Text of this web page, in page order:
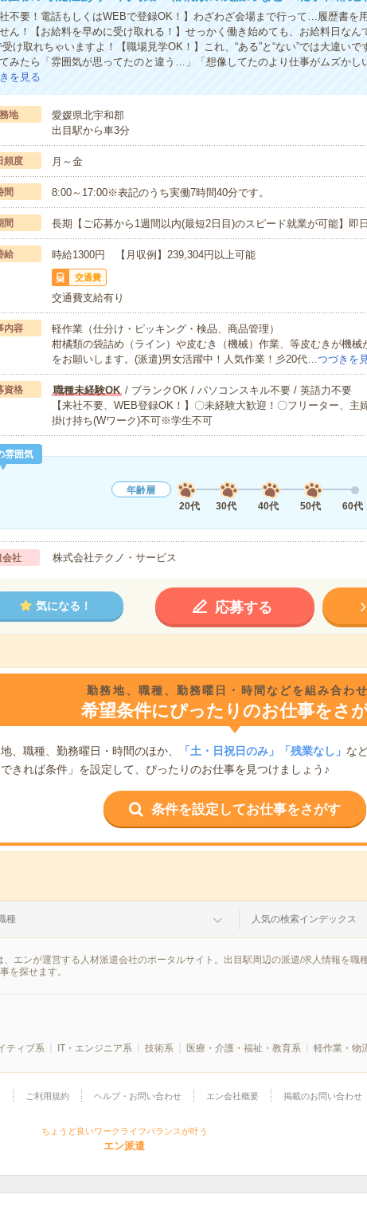
社不要！電話もしくはWEBで登録OK！】わざわざ会場まで行って…履歴書を
ん！【お給料を早めに受け取れる！】せっかく働き始めても、お給料日な
受け取れちゃいますよ！【職場見学OK！】これ、“ある”と“ない”では大違い
みたら「雰囲気が思ってたのと違う…」「想像してたのより仕事がムズか
を見る
地
愛媛県北宇和郡
出目駅から車3分
頻度 月～金
間 8:00～17:00※表記のうち実働7時間40分です。
間 長期【ご応募から1週間以内(最短2日目)のスピード就業が可能】即
給 時給1300円 【月収例】239,304円以上可能
交通費
交通費支給有り
内容
軽作業（仕分け・ピッキング・検品、商品管理）
柑橘類の袋詰め（ライン）や皮むき（機械）作業、等皮むきが機械
をお願いします。(派遣)男女活躍中！人気作業！彡20代…つづきを
資格 職種未経験OK/ ブランクOK / パソコンスキル不要 / 英語力不要
【来社不要、WEB登録OK！】〇未経験大歓迎！〇フリーター、
掛け持ち(Wワーク)不可※学生不可
雰囲気
年齢層
20代
30代 40代 50代 60代
会社 株式会社テクノ・サービス
気になる！ 応募する
勤務地、職種、勤務曜日・時間などを組み合わ
希望条件にぴったりのお仕事をさ
、職種、勤務曜日・時間のほか、 「土・日祝日のみ」「残業なし」 な
きれば条件」を設定して、ぴったりのお仕事を見つけましょう♪
条件を設定してお仕事をさがす
種 人気の検索インデックス
エンが運営する人材派遣会社のポータルサイト。出目駅周辺の派遣/求人情報を職
を探せます。
ティブ系 IT・エンジニア系 技術系 医療・介護・福祉・教育系 軽作業・物
ご利用規約 ヘルプ・お問い合わせ エン会社概要 掲載のお問い合わせ
ちょうど良いワークライフバランスが叶う
エン派遣